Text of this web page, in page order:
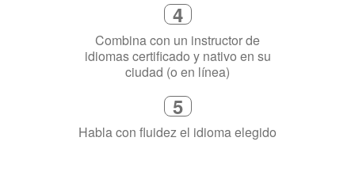
3
Dinos exactamente por qué
necesitas aprender el idioma
4
Combina con un instructor de
idiomas certificado y nativo en su